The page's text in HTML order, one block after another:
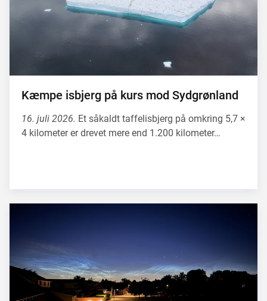
Kæmpe isbjerg på kurs mod Sydgrønland
16. juli 2026. Et såkaldt taffelisbjerg på omkring 5,7 ×
4 kilometer er drevet mere end 1.200 kilometer…